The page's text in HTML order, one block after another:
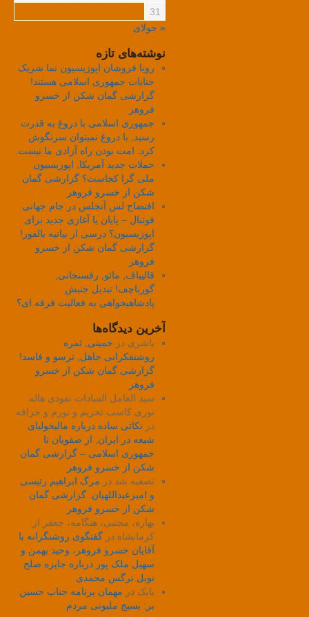
31
« جولای
نوشته‌های تازه
رویا فروشان اپوزیسیون نما شریک
جنایات جمهوری اسلامی هستند!
گزارشی گمان شکن از خسرو
فروهر
جمهوری اسلامی با دروغ به قدرت
رسید, با دروغ نمیتوان سرنگوش
کرد. امت بودن راه آزادی ما نیست.
حملات جدید آمریکا, اپوزیسیون
ملی گرا کجاست؟ گزارشی گمان
شکن از خسرو فروهر
افتضاح لس آنجلس در جام جهانی
فوتبال – پایان یا آغازی جدید برای
اپوزیسیون؟ درسی از بیانیه بالفور!
گزارشی گمان شکن از خسرو
فروهر
قالیباف, مائو, رفسنجانی,
گورباچف! تبدیل جنبش
پادشاهیخواهی به فعالیت فرقه ای؟
آخرین دیدگاه‌ها
یاشری در خمینی, ثمره
روشنفکرانی جاهل, ترسو و فاسد!
گزارشی گمان شکن از خسرو
فروهر
سید العامل السادات نفوذی هاله
نوری کاسب تحریم و تورم و خرافه
در نکاتی ساده درباره مالیخولیای
شیعه در ایران, از صفویان تا
جمهوری اسلامی – گزارشی گمان
شکن از خسرو فروهر
تصفیه شد در مرگ ابراهیم رئیسی
و امیرعبداللهیان. گزارشی گمان
شکن از خسرو فروهر
بهاره، مجتبی، هنگامه، جعفر از
کرمانشاه در گفتگوی روشنگرانه با
آقایان خسرو فروهر، وحید بهمن و
سهیل ملک پور درباره جایزه صلح
نوبل نرگس محمدی
بابک در مهمان برنامه جناب حسین
بر: بسیج ملیونی مردم